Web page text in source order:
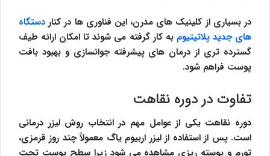
در بسیاری از کلینیک های مدرن، این فناوری ها در کنار دستگاه
های جدید پلاتیتیوم به کار گرفته می شوند تا امکان ارائه طیف
گسترده تری از درمان های پیشرفته جوانسازی و بهبود بافت
پوست فراهم شود.
تفاوت در دوره نقاهت
دوره نقاهت یکی از عوامل مهم در انتخاب روش لیزر درمانی
است. پس از استفاده از لیزر اربیوم یاگ معمولاً چند روز قرمزی،
تورم و پوسته ریزی مشاهده می شود زیرا سطح پوست تحت